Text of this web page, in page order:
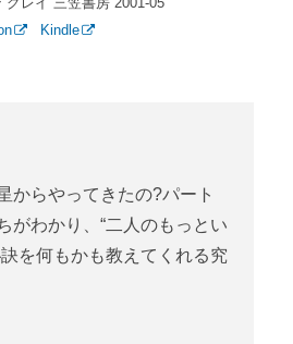
Kindle
からやってきたの?パート
がわかり、“二人のもっとい
を何もかも教えてくれる究